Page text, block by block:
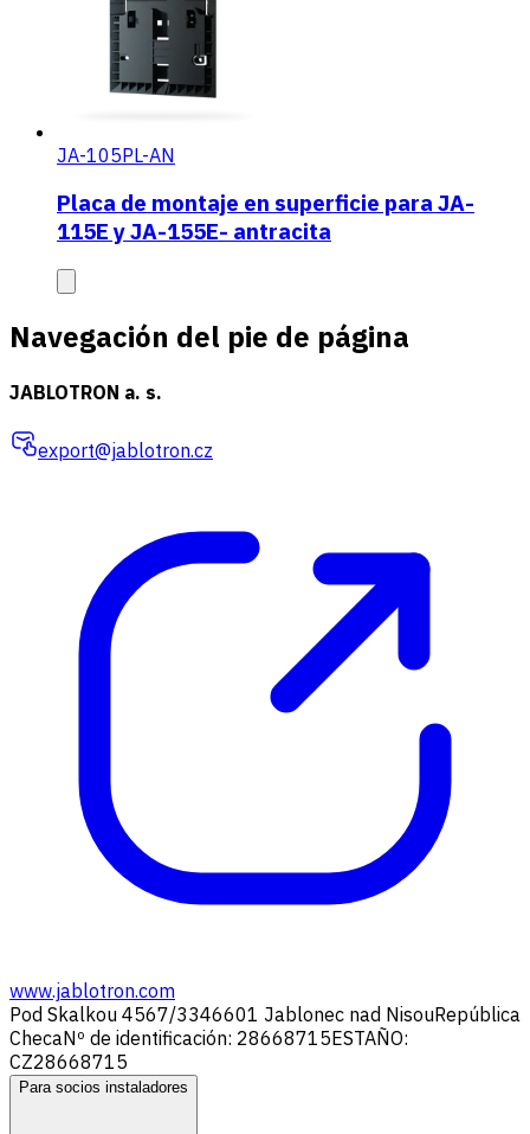
JA-105PL-AN
Placa de montaje en superficie para JA-
115E y JA-155E- antracita
Navegación del pie de página
JABLOTRON a. s.
export@jablotron.cz
www.jablotron.com
Pod Skalkou 4567/3346601 Jablonec nad NisouRepública
ChecaNº de identificación: 28668715ESTAÑO:
CZ28668715
Para socios instaladores